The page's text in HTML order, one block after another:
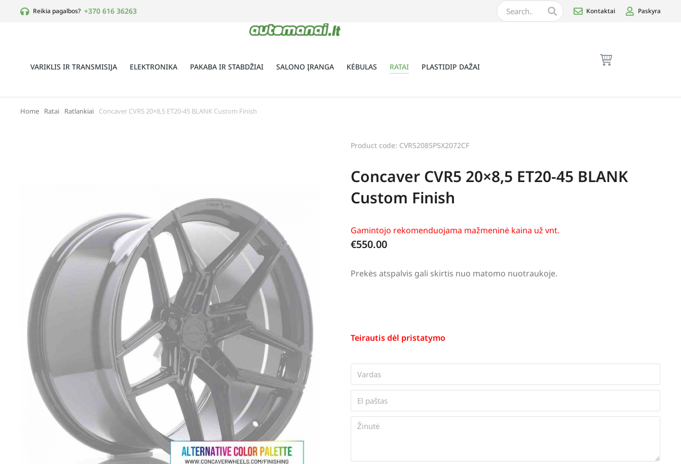
Reikia pagalbos? +370 616 36263 Kontaktai Paskyra
VARIKLIS IR TRANSMISIJA ELEKTRONIKA PAKABA IR STABDŽIAI SALONO ĮRANGA KĖBULAS RATAI PLASTIDIP DAŽAI
You are here:
Home Ratai Ratlankiai Concaver CVR5 20×8,5 ET20-45 BLANK Custom Finish
Product code: CVR52085P5X2072CF
Concaver CVR5 20×8,5 ET20-45 BLANK
Custom Finish
Gamintojo rekomenduojama mažmeninė kaina už vnt.
€550.00
Prekės atspalvis gali skirtis nuo matomo nuotraukoje.
Teirautis dėl pristatymo